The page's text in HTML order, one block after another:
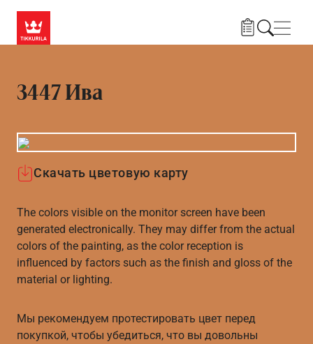
3447 Ива
Скачать цветовую карту
The colors visible on the monitor screen have been
generated electronically. They may differ from the actual
colors of the painting, as the color reception is
influenced by factors such as the finish and gloss of the
material or lighting.
Мы рекомендуем протестировать цвет перед
покупкой, чтобы убедиться, что вы довольны